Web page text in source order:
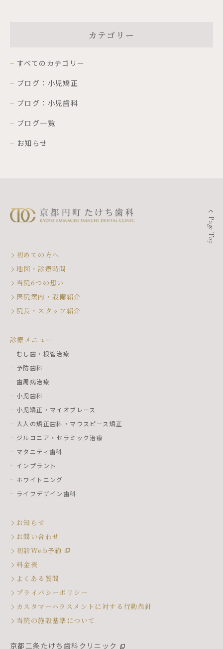
カテゴリー
すべてのカテゴリー
ブログ：小児矯正
ブログ：小児歯科
ブログ一覧
お知らせ
Page Top
初めての方へ
地図・診療時間
当院6つの想い
医院案内・設備紹介
院長・スタッフ紹介
診療メニュー
むし歯・根管治療
予防歯科
歯周病治療
小児歯科
小児矯正・マイオブレース
大人の矯正歯科・マウスピース矯正
ジルコニア・セラミック治療
マタニティ歯科
インプラント
ホワイトニング
ライフデザイン歯科
お知らせ
お問い合わせ
初診Web予約
料金表
よくある質問
プライバシーポリシー
カスタマーハラスメントに対する行動指針
当院の施設基準について
京都二条たけち歯科クリニック